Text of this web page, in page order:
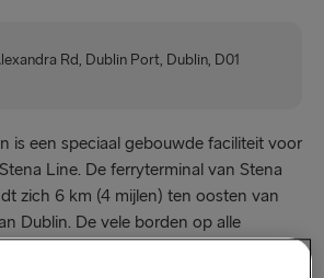
Rd, Dublin Port, Dublin, D01
is een speciaal gebouwde faciliteit voor
Line. De ferryterminal van Stena
zich 6 km (4 mijlen) ten oosten van
Dublin. De vele borden op alle
de haven leiden, geven duidelijke